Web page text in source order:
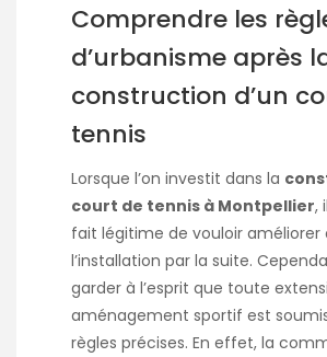
Comprendre les
d’urbanisme après
construction d’un
tennis
Lorsque l’on investit dans la
court de tennis à Montpellier,
fait légitime de vouloir améliorer
l’installation par la suite.
garder à l’esprit que toute
aménagement sportif est
règles précises. En effet, la